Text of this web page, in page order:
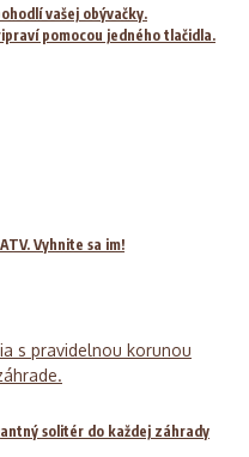
vašej obývačky.
pomocou jedného tlačidla.
Vyhnite sa im!
solitér do každej záhrady